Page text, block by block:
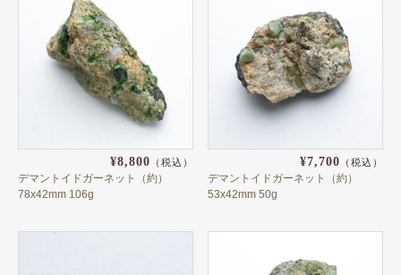
日本
パキスタン
ブラジル
マラウイ共和国
マリ共和国
¥8,800 （税込）
デマントイドガーネット（約）
78x42mm 106g
¥7,700 （税込）
デマントイドガーネット（約）
53x42mm 50g